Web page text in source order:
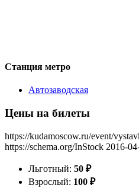
Станция метро
Автозаводская
Цены на билеты
https://kudamoscow.ru/event/
https://schema.org/InStock 2016-
Льготный: 50 ₽
Взрослый: 100 ₽